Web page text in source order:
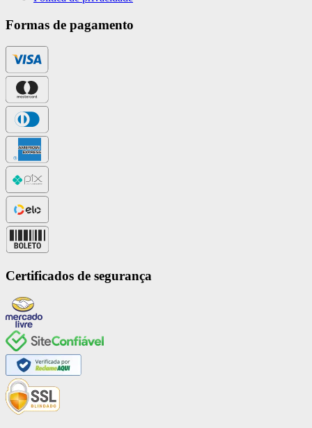
Formas de pagamento
Certificados de segurança